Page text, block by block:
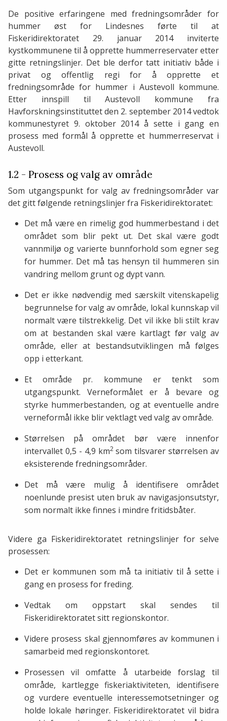
De positive erfaringene med fredningsområder for
hummer øst for Lindesnes førte til at
Fiskeridirektoratet 29. januar 2014 inviterte
kystkommunene til å opprette hummerreservater etter
gitte retningslinjer. Det ble derfor tatt initiativ både i
privat og offentlig regi for å opprette et
fredningsområde for hummer i Austevoll kommune.
Etter innspill til Austevoll kommune fra
Havforskningsinstituttet den 2. september 2014 vedtok
kommunestyret 9. oktober 2014 å sette i gang en
prosess med formål å opprette et hummerreservat i
Austevoll.
1.2 - Prosess og valg av område
Som utgangspunkt for valg av fredningsområder var
det gitt følgende retningslinjer fra Fiskeridirektoratet:
Det må være en rimelig god hummerbestand i det
området som blir pekt ut. Det skal være godt
vannmiljø og varierte bunnforhold som egner seg
for hummer. Det må tas hensyn til hummeren sin
vandring mellom grunt og dypt vann.
Det er ikke nødvendig med særskilt vitenskapelig
begrunnelse for valg av område, lokal kunnskap vil
normalt være tilstrekkelig. Det vil ikke bli stilt krav
om at bestanden skal være kartlagt før valg av
område, eller at bestandsutviklingen må følges
opp i etterkant.
Et område pr. kommune er tenkt som
utgangspunkt. Verneformålet er å bevare og
styrke hummerbestanden, og at eventuelle andre
verneformål ikke blir vektlagt ved valg av område.
Størrelsen på området bør være innenfor
intervallet 0,5 - 4,9 km2som tilsvarer størrelsen av
eksisterende fredningsområder.
Det må være mulig å identifisere området
noenlunde presist uten bruk av navigasjonsutstyr,
som normalt ikke finnes i mindre fritidsbåter.
Videre ga Fiskeridirektoratet retningslinjer for selve
prosessen:
Det er kommunen som må ta initiativ til å sette i
gang en prosess for freding.
Vedtak om oppstart skal sendes til
Fiskeridirektoratet sitt regionskontor.
Videre prosess skal gjennomføres av kommunen i
samarbeid med regionskontoret.
Prosessen vil omfatte å utarbeide forslag til
område, kartlegge fiskeriaktiviteten, identifisere
og vurdere eventuelle interessemotsetninger og
holde lokale høringer. Fiskeridirektoratet vil bidra